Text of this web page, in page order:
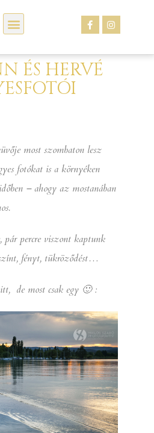
ÉS HERVÉ
most szombaton lesz
fotókat is a környéken
– ahogy az mostanában
pár percre viszont kaptunk
fényt, tükröződést…
de most csak egy 🙂 :